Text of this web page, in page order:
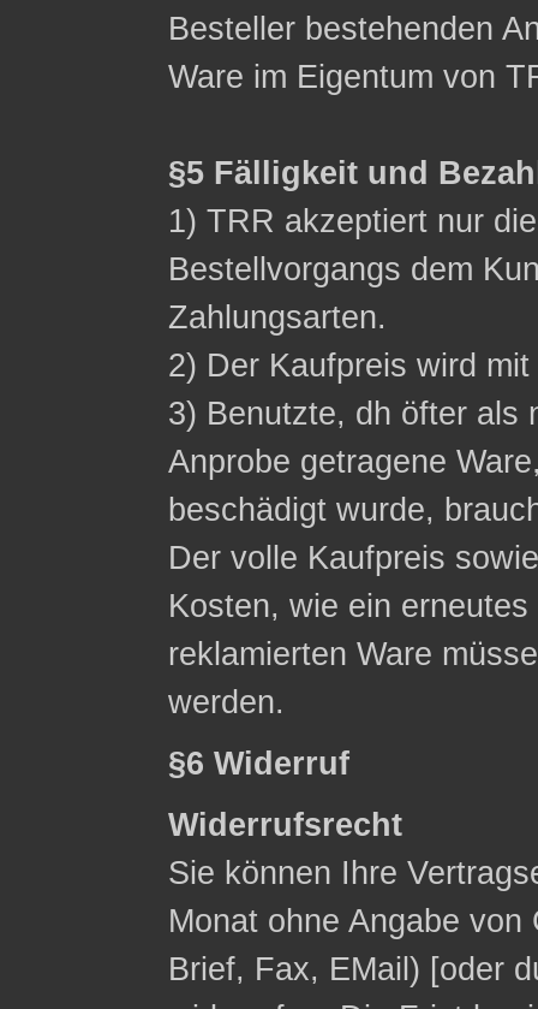
Besteller bestehenden
Ware im Eigentum von
§5 Fälligkeit und
1) TRR akzeptiert nur
Bestellvorgangs dem
Zahlungsarten.
2) Der Kaufpreis wird
3) Benutzte, dh öfter als
Anprobe getragene
beschädigt wurde,
Der volle Kaufpreis
Kosten, wie ein
reklamierten Ware
werden.
§6 Widerruf
Widerrufsrecht
Sie können Ihre
Monat ohne Angabe
Brief, Fax, E­Mail) [oder